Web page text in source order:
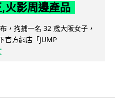
火影周邊產品
，拘捕一名 32 歲大阪女子，
官方網店「JUMP